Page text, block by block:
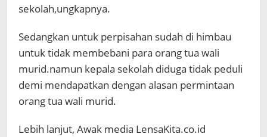
sekolah,ungkapnya.
Sedangkan untuk perpisahan sudah di himbau
untuk tidak membebani para orang tua wali
murid.namun kepala sekolah diduga tidak peduli
demi mendapatkan dengan alasan permintaan
orang tua wali murid.
Lebih lanjut, Awak media LensaKita.co.id